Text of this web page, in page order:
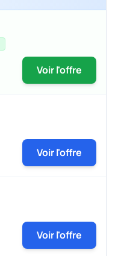
Voir l'offre
Voir l'offre
Voir l'offre